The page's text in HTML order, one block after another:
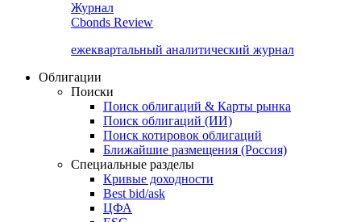
Журнал
Cbonds Review
ежеквартальный аналитический журнал
Облигации
Поиски
Поиск облигаций & Карты рынка
Поиск облигаций (ИИ)
Поиск котировок облигаций
Ближайшие размещения (Россия)
Специальные разделы
Кривые доходности
Best bid/ask
ЦФА